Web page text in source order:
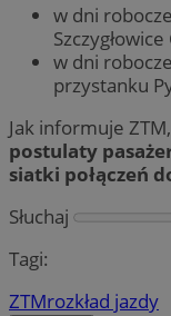
w dni
w dni
przystanku
Jak informuje ZTM,
postulaty
siatki połączeń
Słuchaj
Tagi:
ZTMrozkład jazdy